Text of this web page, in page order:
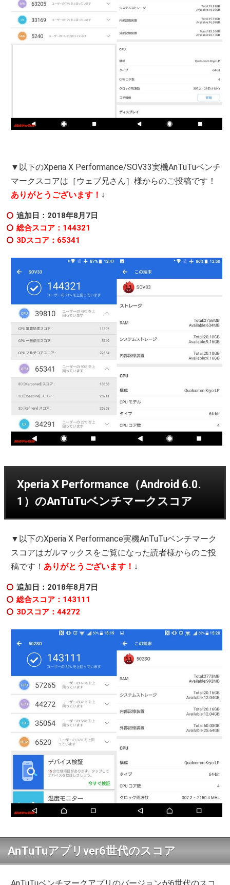
▼以下のXperia X Performance/SOV33実機AnTuTuベンチ
マークスコアは［ウェブ兄さん］様からのご投稿です！
ありがとうございます！ ↓
追加日：2018年8月7日
総合スコア：144321
3Dスコア：65341
Xperia X Performance（Android 6.0.
1）のAnTuTuベンチマークスコア
▼以下のXperia X Performance実機AnTuTuベンチマーク
スコアはガルマックスをご覧になった読者様からのご投
稿です！ ありがとうございます！ ↓
追加日：2018年8月7日
総合スコア：143111
3Dスコア：44272
AnTuTuアプリver6世代のスコア